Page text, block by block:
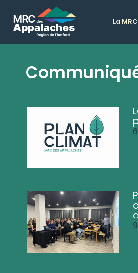
La MRC